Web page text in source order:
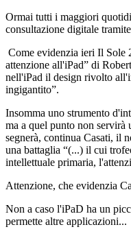
Ormai tutti i maggiori
consultazione digitale
Come evidenzia ieri Il Sole
attenzione all'iPad” di
nell'iPad il design rivolto
ingigantito”.
Insomma uno strumento
ma a quel punto non
segnerà, continua Casati, il
una battaglia “(...) il cui
intellettuale primaria,
Attenzione, che evidenzia
Non a caso l'iPaD ha un
permette altre applicazioni...